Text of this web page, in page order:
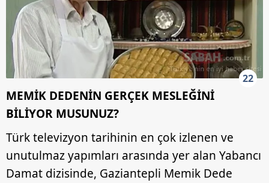
22
MEMİK DEDENİN GERÇEK MESLEĞİNİ
BİLİYOR MUSUNUZ?
Türk televizyon tarihinin en çok izlenen ve
unutulmaz yapımları arasında yer alan Yabancı
Damat dizisinde, Gaziantepli Memik Dede